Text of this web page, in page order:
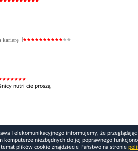
karierę]
nutri cie proszą.
Telekomunikacyjnego informujemy, że
komputerze niezbędnych do jej poprawnego
plików cookie znajdziecie Państwo na stronie